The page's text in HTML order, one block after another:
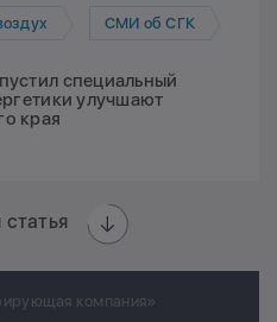
СМИ об СГК
специальный
улучшают
края
компания»